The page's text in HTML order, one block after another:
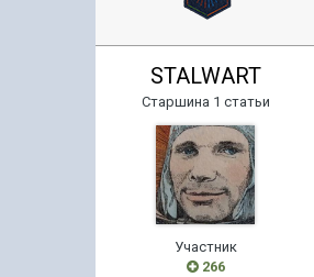
STALWART
Старшина 1 статьи
Участник
266